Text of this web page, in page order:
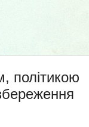
політикою